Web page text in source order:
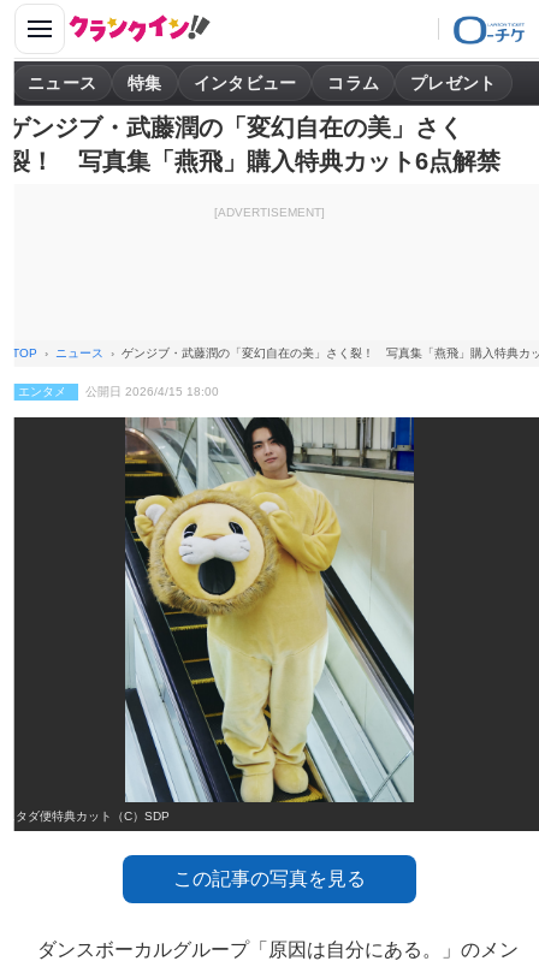
ニュース 特集 インタビュー コラム プレゼント
ゲンジブ・武藤潤の「変幻⾃在の美」さく
裂！ 写真集「燕⾶」購⼊特典カット6点解禁
[ADVERTISEMENT]
TOP ニュース ゲンジブ・武藤潤の「変幻⾃在の美」さく裂！ 写真集「燕⾶」購⼊特典カ
エンタメ 公開日 2026/4/15 18:00
スタダ便特典カット（C）SDP
この記事の写真を見る
ダンスボーカルグループ「原因は自分にある。」のメン